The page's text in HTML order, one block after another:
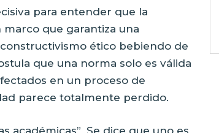
para entender que la
que garantiza una
ético bebiendo de
que una norma solo es válida
en un proceso de
parece totalmente perdido.
académicas”. Se dice que uno es